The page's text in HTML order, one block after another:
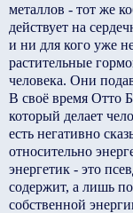
металлов - тот же
действует на
и ни для кого уже
растительные
человека. Они
В своё время Отто
который делает
есть негативно
относительно
энергетик - это
содержит, а лишь
собственной